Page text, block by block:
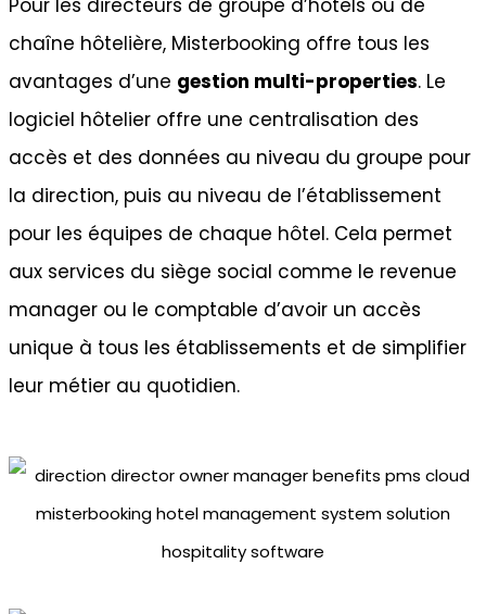
chaîne hôtelière, Misterbooking offre tous les
avantages d’une gestion multi-properties. Le
logiciel hôtelier offre une centralisation des
accès et des données au niveau du groupe pour
la direction, puis au niveau de l’établissement
pour les équipes de chaque hôtel. Cela permet
aux services du siège social comme le revenue
manager ou le comptable d’avoir un accès
unique à tous les établissements et de simplifier
leur métier au quotidien.